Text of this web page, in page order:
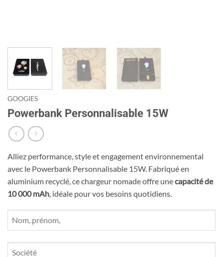
GOOGIES
Powerbank Personnalisable 15W
Alliez performance, style et engagement environnemental
avec le Powerbank Personnalisable 15W. Fabriqué en
aluminium recyclé, ce chargeur nomade offre unecapacité de
10 000 mAh , idéale pour vos besoins quotidiens.